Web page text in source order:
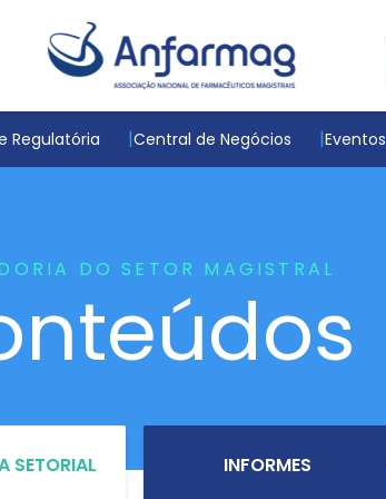
Regulatória Central de Negócios Eventos
DO SETOR MAGISTRAL
SETORIAL INFORMES